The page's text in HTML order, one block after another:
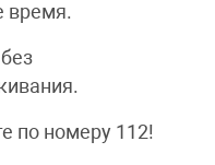
время.
по номеру 112!